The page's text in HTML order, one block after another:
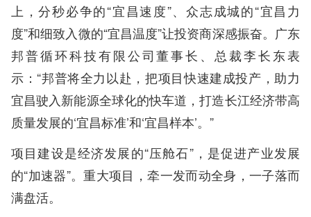
上，分秒必争的“宜昌速度”、众志成城的“宜昌力
度”和细致入微的“宜昌温度”让投资商深感振奋。广东
邦普循环科技有限公司董事长、总裁李长东表
示：“邦普将全力以赴，把项目快速建成投产，助力
宜昌驶入新能源全球化的快车道，打造长江经济带高
质量发展的‘宜昌标准’和‘宜昌样本’。”
项目建设是经济发展的“压舱石”，是促进产业发展
的“加速器”。重大项目，牵一发而动全身，一子落而
满盘活。